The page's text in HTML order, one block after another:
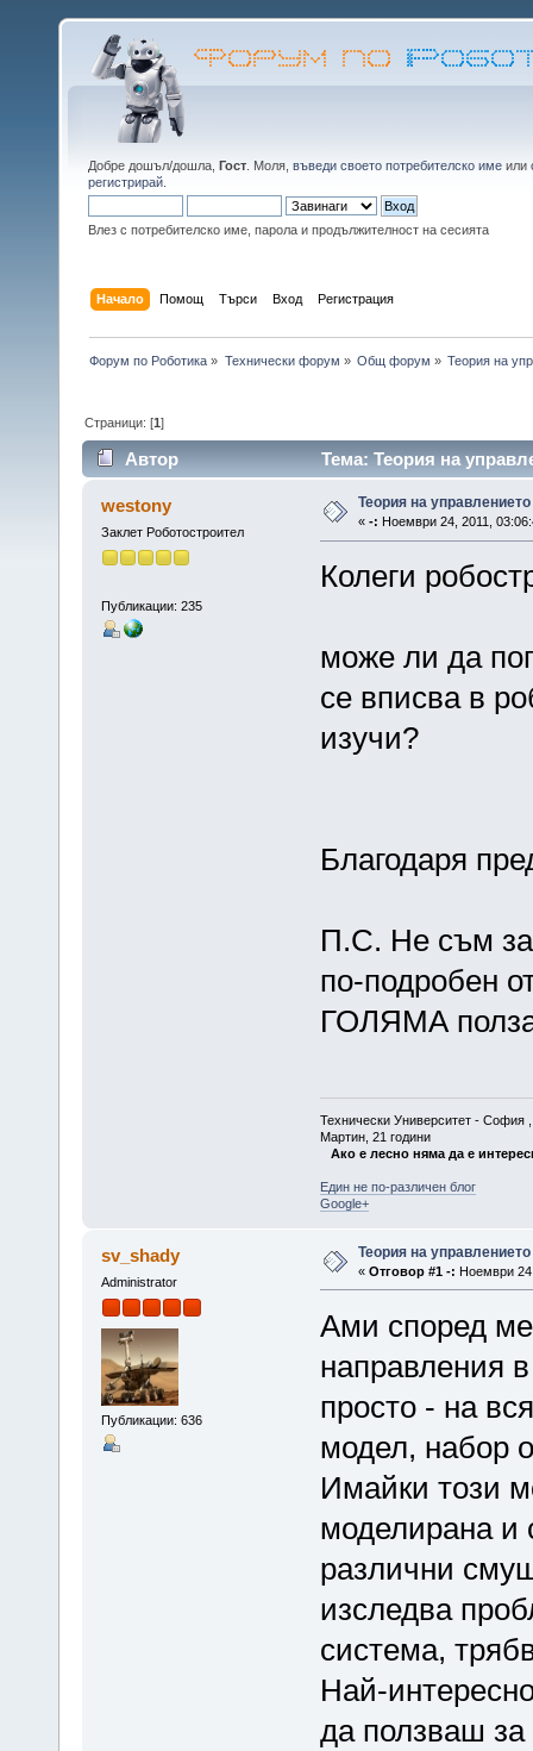
Добре дошъл/дошла, Гост . Моля, въведи своето потребителско име или
регистрирай
Влез с потребителско име, парола и продължителност на сесията
Начало Помощ Търси Вход Регистрация
Форум по Роботика » Технически форум » Общ форум » Теория на
Страници: [1]
Автор Тема: Теория на
westony
Заклет Роботостроител
Публикации: 235
Теория на управлението
« -: Ноември 24, 2011,
Колеги
може ли да
се вписва в
изучи?
Благодаря
П.С. Не съм
по-подробен
ГОЛЯМА
Технически Университет - София
Мартин, 21 години
Ако е лесно няма да е
Един не по-различен блог
Google+
sv_shady
Administrator
Публикации: 636
Теория на управлението
« Отговор #1 -: Ноември
Ами според
направления
просто - на
модел, набор
Имайки този
моделирана и
различни
изследва
система,
Най-
да ползваш за